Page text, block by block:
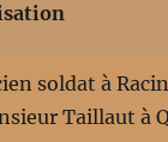
soldat à
Taillaut à